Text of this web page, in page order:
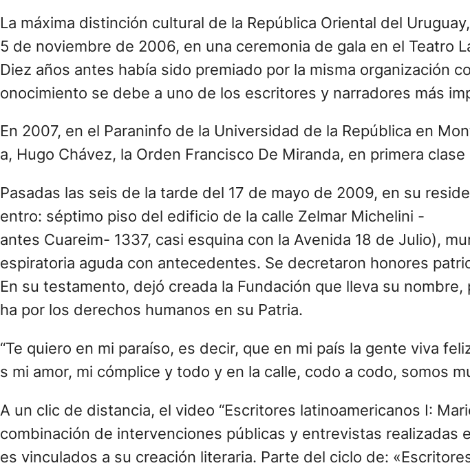
La máxima distinción cultural de la República Oriental del
5 de noviembre de 2006, en una ceremonia de gala en el Teatro
Diez años antes había sido premiado por la misma organización
onocimiento se debe a uno de los escritores y narradores más
En 2007, en el Paraninfo de la Universidad de la República en
a, Hugo Chávez, la Orden Francisco De Miranda, en primera
Pasadas las seis de la tarde del 17 de mayo de 2009, en su
entro: séptimo piso del edificio de la calle Zelmar Michelini -
antes Cuareim- 1337, casi esquina con la Avenida 18 de Julio),
espiratoria aguda con antecedentes. Se decretaron honores
En su testamento, dejó creada la Fundación que lleva su
ha por los derechos humanos en su Patria.
“Te quiero en mi paraíso, es decir, que en mi país la gente viva
s mi amor, mi cómplice y todo y en la calle, codo a codo, somos
A un clic de distancia, el video “Escritores latinoamericanos I:
combinación de intervenciones públicas y entrevistas realizadas
es vinculados a su creación literaria. Parte del ciclo de: